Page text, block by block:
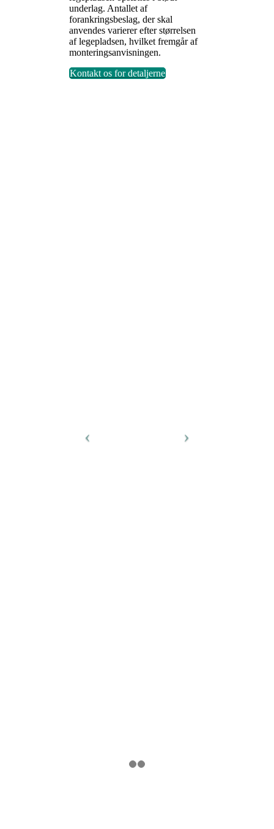
underlag. Antallet af
forankringsbeslag, der skal
anvendes varierer efter størrelsen
af legepladsen, hvilket fremgår af
monteringsanvisningen.
Kontakt os for detaljerne